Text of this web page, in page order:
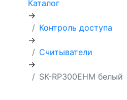
Каталог
→
Контроль доступа
→
Считыватели
→
SK-RP300EHM белый